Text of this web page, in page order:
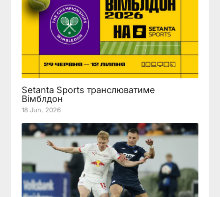
Setanta Sports транслюватиме
Вімблдон
18 Jun, 2026